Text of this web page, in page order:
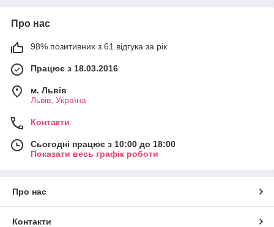
Про нас
98% позитивних з 61 відгука за рік
Працює з 18.03.2016
м. Львів
Львів, Україна
Контакти
Сьогодні працює з 10:00 до 18:00
Показати весь графік роботи
Про нас
Контакти